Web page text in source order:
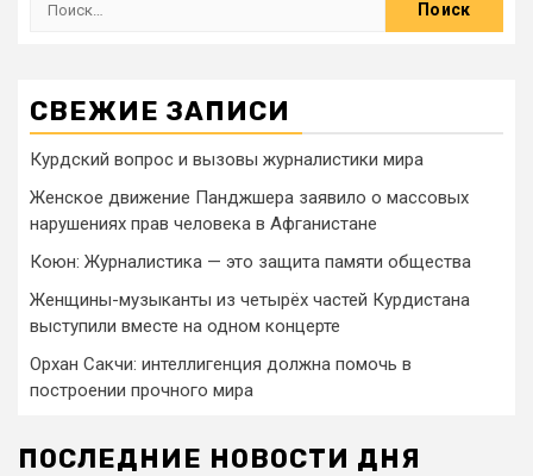
СВЕЖИЕ ЗАПИСИ
Курдский вопрос и вызовы журналистики мира
Женское движение Панджшера заявило о массовых
нарушениях прав человека в Афганистане
Коюн: Журналистика — это защита памяти общества
Женщины-музыканты из четырёх частей Курдистана
выступили вместе на одном концерте
Орхан Сакчи: интеллигенция должна помочь в
построении прочного мира
ПОСЛЕДНИЕ НОВОСТИ ДНЯ